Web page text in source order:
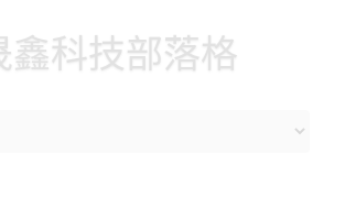
鑫科技部落格